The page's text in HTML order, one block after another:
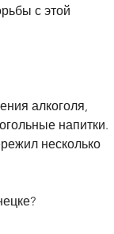
с этой
алкоголя,
напитки.
несколько